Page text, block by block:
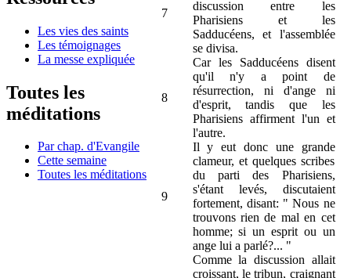
Les vies des saints
Les témoignages
La messe expliquée
Toutes les
méditations
Par chap. d'Evangile
Cette semaine
Toutes les méditations
7
discussion entre les
Pharisiens et les
Sadducéens, et l'assemblée
se divisa.
8
Car les Sadducéens disent
qu'il n'y a point de
résurrection, ni d'ange ni
d'esprit, tandis que les
Pharisiens affirment l'un et
l'autre.
9
Il y eut donc une grande
clameur, et quelques scribes
du parti des Pharisiens,
s'étant levés, discutaient
fortement, disant: " Nous ne
trouvons rien de mal en cet
homme; si un esprit ou un
ange lui a parlé?... "
Comme la discussion allait
croissant, le tribun, craignant